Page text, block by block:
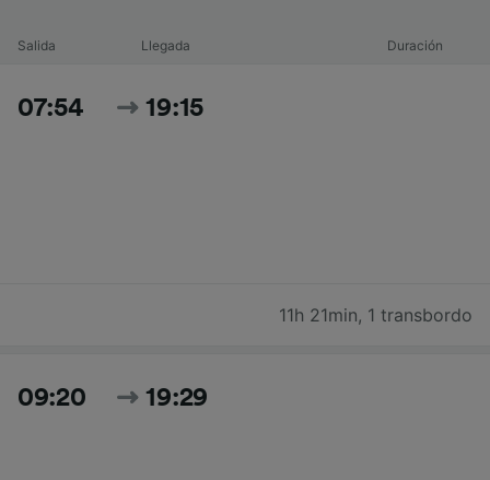
Salida Llegada Duración
07:54 19:15
11h 21min, 1 transbordo
09:20 19:29